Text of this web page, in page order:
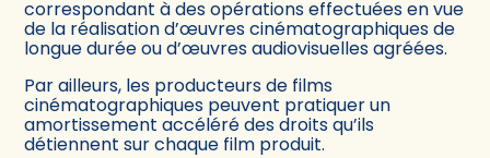
correspondant à des opérations effectuées en vue
de la réalisation d’œuvres cinématographiques de
longue durée ou d’œuvres audiovisuelles agréées.
Par ailleurs, les producteurs de films
cinématographiques peuvent pratiquer un
amortissement accéléré des droits qu’ils
détiennent sur chaque film produit.